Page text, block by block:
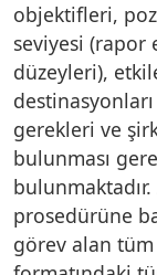
objektifleri,
seviyesi (rapor
düzeyleri),
gerekleri ve
bulunması
prosedürüne
görev alan